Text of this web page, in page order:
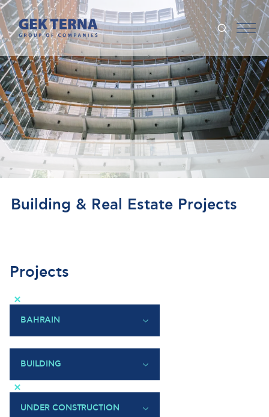
Building & Real Estate Projects
Projects
×
BAHRAIN
GREECE
BAHRAIN
QATAR
UAE
BUILDING
×
UNDER CONSTRUCTION